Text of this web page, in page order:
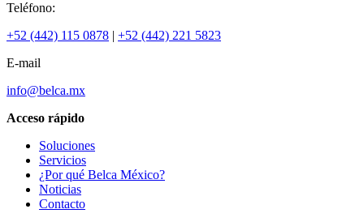
Teléfono:
+52 (442) 115 0878 | +52 (442) 221 5823
E-mail
info@belca.mx
Acceso rápido
Soluciones
Servicios
¿Por qué Belca México?
Noticias
Contacto